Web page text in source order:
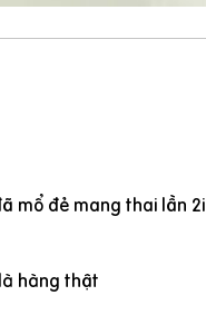
mổ đẻ mang thai lần 2i
hàng thật